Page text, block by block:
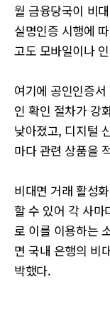
월 금융당국이 비
실명인증 시행에
고도 모바일이나
여기에 공인인증
인 확인 절차가 강
낮아졌고, 디지털
마다 관련 상품을
비대면 거래 활성
할 수 있어 각 사마
로 이를 이용하는
면 국내 은행의 비
박했다.